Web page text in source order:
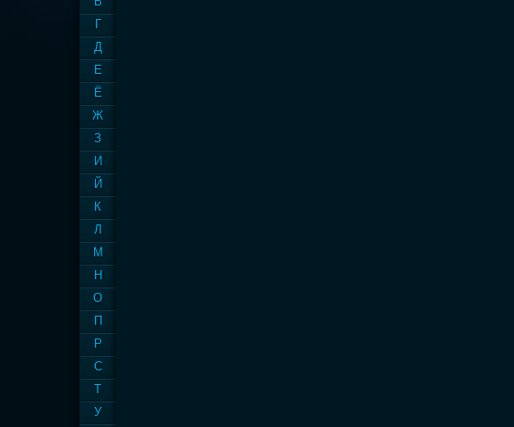
Г
Д
Е
Ё
Ж
З
И
Й
К
Л
М
Н
О
П
Р
С
Т
У